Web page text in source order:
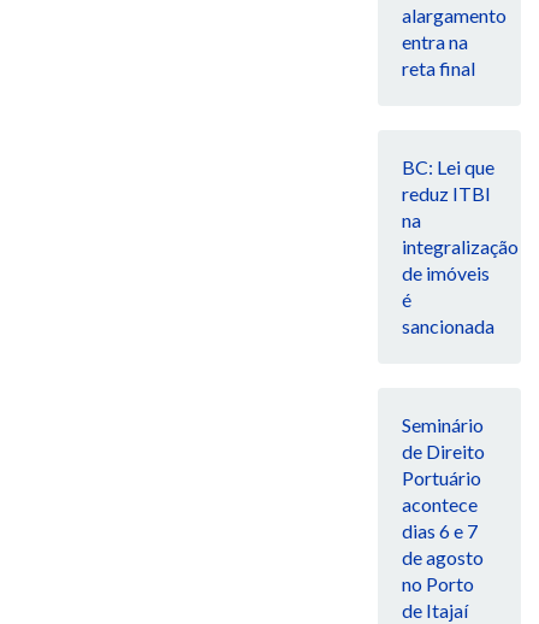
alargamento
entra na
reta final
BC: Lei que
reduz ITBI
na
integralização
de imóveis
é
sancionada
Seminário
de Direito
Portuário
acontece
dias 6 e 7
de agosto
no Porto
de Itajaí